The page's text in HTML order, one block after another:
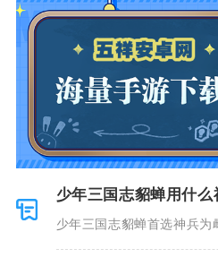
少年三国志貂蝉用什么
少年三国志貂蝉首选神兵为